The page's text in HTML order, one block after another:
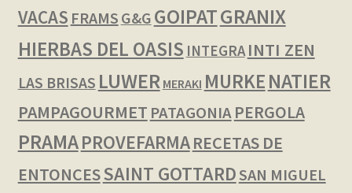
VACAS FRAMS G&G GOIPATGRANIX
HIERBAS DEL OASIS INTEGRA INTI ZEN
LAS BRISAS LUWER MERAKI MURKENATIER
PAMPAGOURMET PATAGONIA PERGOLA
PRAMAPROVEFARMARECETAS DE
ENTONCESSAINT GOTTARDSAN MIGUEL